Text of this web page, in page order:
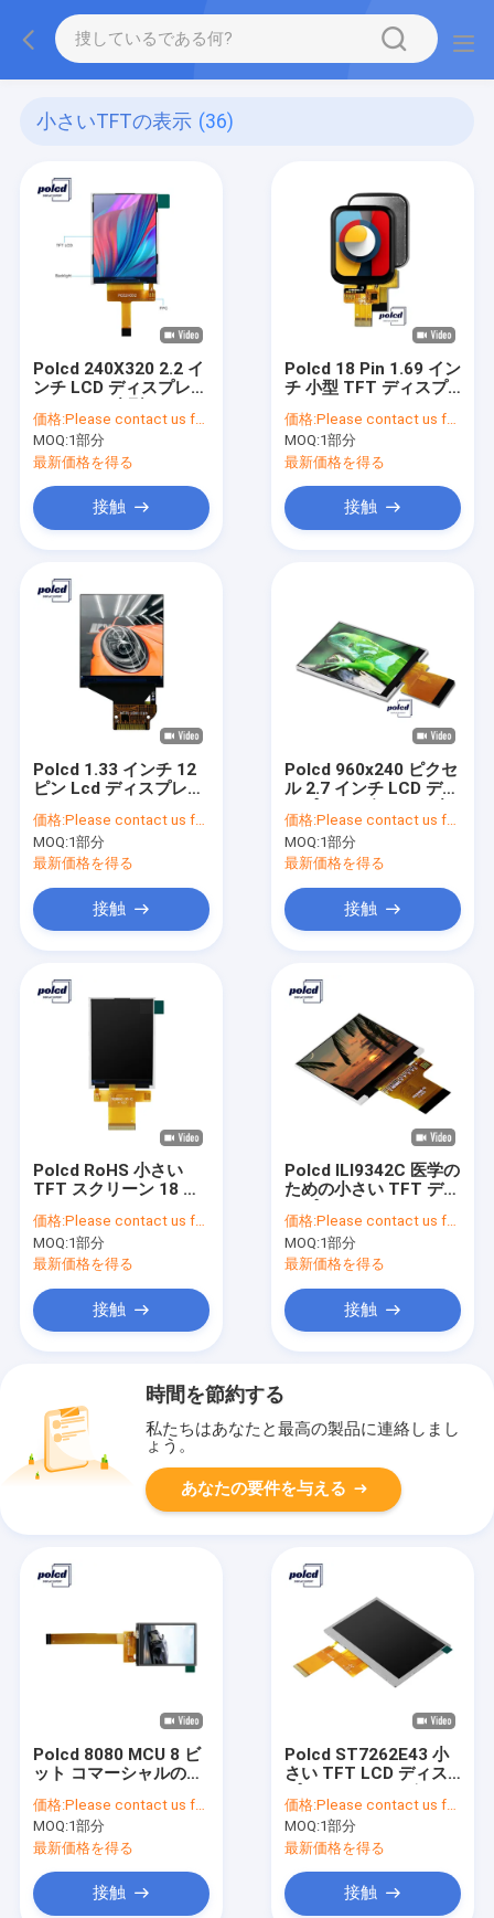
小さいTFTの表示 (36)
Polcd 240X320 2.2 イ
ンチ LCD ディスプレイ
ニター 300 輝度
価格:Please contact us for latest price
MOQ:1部分
最新価格を得る
接触
Polcd 18 Pin 1.69 イン
チ 小型 TFT ディスプ
240x240 IPS LCD
価格:Please contact us for latest price
MOQ:1部分
最新価格を得る
接触
Polcd 1.33 インチ 12
ピン Lcd ディスプレイ
240x240 ST7789V
RGB 縦縞
価格:Please contact us for latest price
MOQ:1部分
最新価格を得る
接触
Polcd 960x240 ピクセ
ル 2.7 インチ LCD ディ
さい TFT ディスプレイ
価格:Please contact us for latest price
MOQ:1部分
最新価格を得る
接触
Polcd RoHS 小さい
TFT スクリーン 18 ビ
ィスプレイ 240x320 ピ
クセル
価格:Please contact us for latest price
MOQ:1部分
最新価格を得る
接触
Polcd ILI9342C 医学の
ための小さい TFT ディ
320x240 Tft
価格:Please contact us for latest price
MOQ:1部分
最新価格を得る
接触
時間を節約する
私たちはあなたと最高の製品に連絡しまし
ょう。
あなたの要件を与える
Polcd 8080 MCU 8 ビ
ット コマーシャルのた
Lcd ISO9001 240x320
Lcd
価格:Please contact us for latest price
MOQ:1部分
最新価格を得る
接触
Polcd ST7262E43 小
さい TFT LCD ディス
4.3 インチ TFT LCD
800x480
価格:Please contact us for latest price
MOQ:1部分
最新価格を得る
接触